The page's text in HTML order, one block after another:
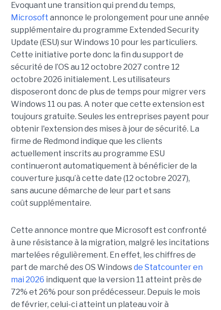
Evoquant une transition qui prend du temps,
Microsoft annonce le prolongement pour une année
supplémentaire du programme Extended Security
Update (ESU) sur Windows 10 pour les particuliers.
Cette initiative porte donc la fin du support de
sécurité de l’OS au 12 octobre 2027 contre 12
octobre 2026 initialement. Les utilisateurs
disposeront donc de plus de temps pour migrer vers
Windows 11 ou pas. A noter que cette extension est
toujours gratuite. Seules les entreprises payent pour
obtenir l'extension des mises à jour de sécurité. La
firme de Redmond indique que les clients
actuellement inscrits au programme ESU
continueront automatiquement à bénéficier de la
couverture jusqu’à cette date (12 octobre 2027),
sans aucune démarche de leur part et sans
coût supplémentaire.
Cette annonce montre que Microsoft est confronté
à une résistance à la migration, malgré les incitations
martelées régulièrement. En effet, les chiffres de
part de marché des OS Windowsde Statcounter en
mai 2026 indiquent que la version 11 atteint près de
72% et 26% pour son prédécesseur. Depuis le mois
de février, celui-ci atteint un plateau voir à